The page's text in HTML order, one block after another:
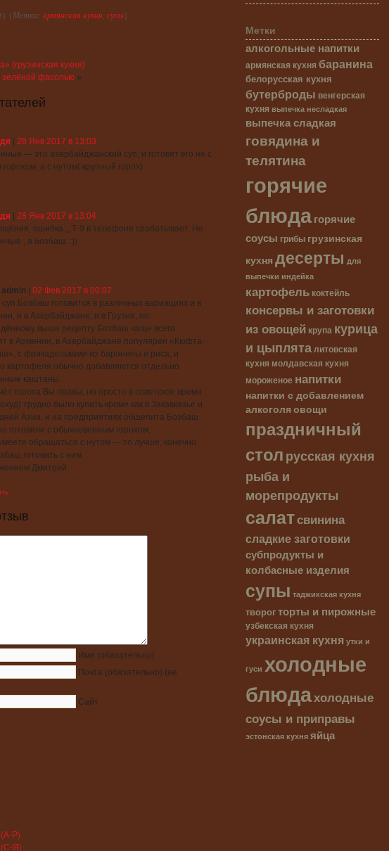
} {Метки: армянская кухня супы}
(грузинская кухня)
зелёной фасолью »
28 Янв 2017 в 13:03
— это азербайджанский суп, и готовят его не с
а с нутом( крупный горох)
28 Янв 2017 в 13:04
ошибка ,,,Т-9 в телефоне срабатывает. Не
, а бозбаш. :))
admin
02 Фев 2017 в 00:07
Бозбаш готовится в различных вариациях и в
и в Азербайджане, и в Грузии, по
выше рецепту Бозбаш чаще всего
в Армении, в Азербайджане популярен «Кюфта-
с фрикадельками из баранины и риса, и
картофеля обычно добавляются отдельно
каштаны.
гороха Вы правы, но просто в советское время
трудно было купить кроме как в Закавказье и
Азии, и на предприятиях общепита Бозбаш
готовили с обыкновенным горохом,
обращаться с нутом — то лучше, конечно
готовить с ним
Дмитрий
Имя (обязательно)
Почта (обязательно) (не
Сайт
Метки
алкогольные напитки
армянская кухня баранина
белорусская кухня
бутерброды венгерская
кухня выпечка несладкая
выпечка сладкая
говядина и
телятина
горячие
блюдагорячие
соусы грибы грузинская
кухня десерты для
выпечки индейка
картофель коктейль
консервы и заготовки
из овощей крупа курица
и цыпляталитовская
кухня молдавская кухня
мороженое напитки
напитки с добавлением
алкоголя овощи
праздничный
столрусская кухня
рыба и
морепродукты
салатсвинина
сладкие заготовки
субпродукты и
колбасные изделия
супы таджикская кухня
творогторты и пирожные
узбекская кухня
украинская кухня утки и
гуси холодные
блюдахолодные
соусы и приправы
эстонская кухня яйца
Р)
(С-Я)